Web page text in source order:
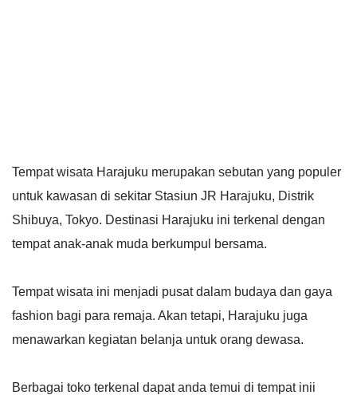
Tempat wisata Harajuku merupakan sebutan yang populer
untuk kawasan di sekitar Stasiun JR Harajuku, Distrik
Shibuya, Tokyo. Destinasi Harajuku ini terkenal dengan
tempat anak-anak muda berkumpul bersama.
Tempat wisata ini menjadi pusat dalam budaya dan gaya
fashion bagi para remaja. Akan tetapi, Harajuku juga
menawarkan kegiatan belanja untuk orang dewasa.
Berbagai toko terkenal dapat anda temui di tempat inii